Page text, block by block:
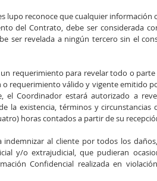
lupo reconoce que cualquier
del Contrato, debe ser considerada
ser revelada a ningún tercero sin el
un requerimiento para revelar todo o
requerimiento válido y vigente emitido
el Coordinador estará autorizado a
la existencia, términos y
horas contados a partir de su
indemnizar al cliente por todos los
y/o extrajudicial, que pudieran
Confidencial realizada en